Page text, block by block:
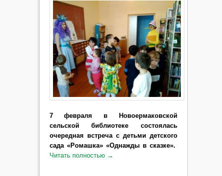
7 февраля в Новоермаковской
сельской библиотеке состоялась
очередная встреча с детьми детского
сада «Ромашка» «Однажды в сказке».
Читать полностью →